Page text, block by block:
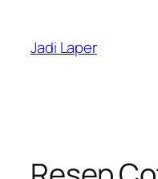
content
Jadi Laper